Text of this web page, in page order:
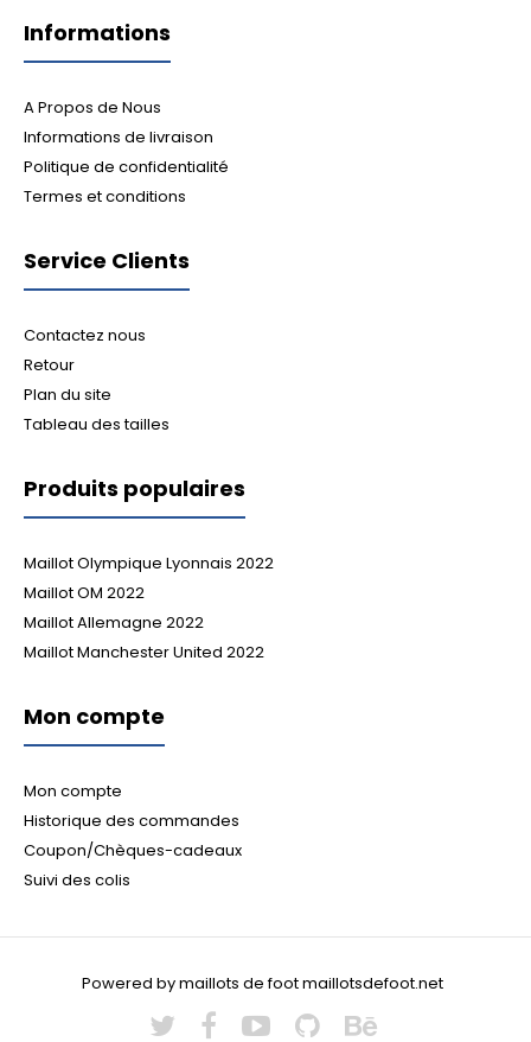
Informations
A Propos de Nous
Informations de livraison
Politique de confidentialité
Termes et conditions
Service Clients
Contactez nous
Retour
Plan du site
Tableau des tailles
Produits populaires
Maillot Olympique Lyonnais 2022
Maillot OM 2022
Maillot Allemagne 2022
Maillot Manchester United 2022
Mon compte
Mon compte
Historique des commandes
Coupon/Chèques-cadeaux
Suivi des colis
Powered by maillots de foot maillotsdefoot.net